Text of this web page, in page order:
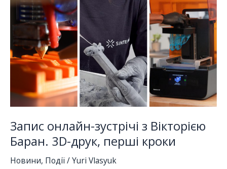
3д
друку
Запис онлайн-зустрічі з Вікторією
Баран. 3D-друк, перші кроки
Новини, Події/Yuri Vlasyuk